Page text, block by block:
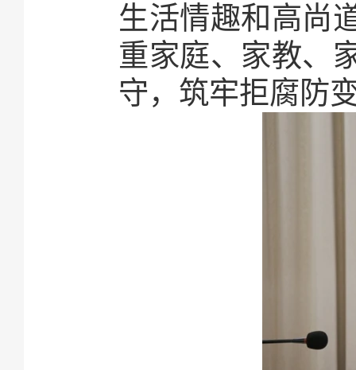
生活情趣和高尚
重家庭、家教、
守，筑牢拒腐防